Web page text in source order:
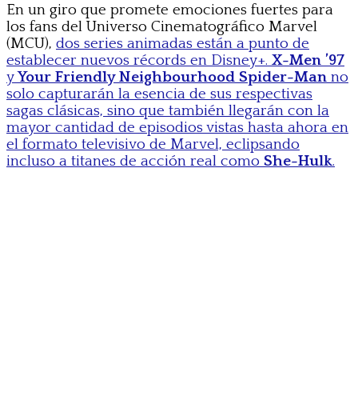
En un giro que promete emociones fuertes para
los fans del Universo Cinematográfico Marvel
(MCU), dos series animadas están a punto de
establecer nuevos récords en Disney+. X-Men ’97
yYour Friendly Neighbourhood Spider-Man no
solo capturarán la esencia de sus respectivas
sagas clásicas, sino que también llegarán con la
mayor cantidad de episodios vistas hasta ahora en
el formato televisivo de Marvel, eclipsando
incluso a titanes de acción real como She-Hulk.